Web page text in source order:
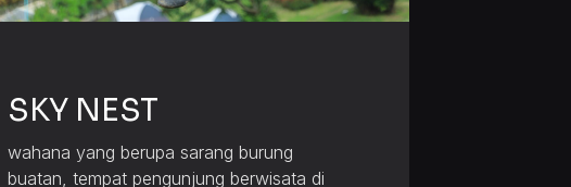
SKY NEST
wahana yang berupa sarang burung
buatan, tempat pengunjung berwisata di